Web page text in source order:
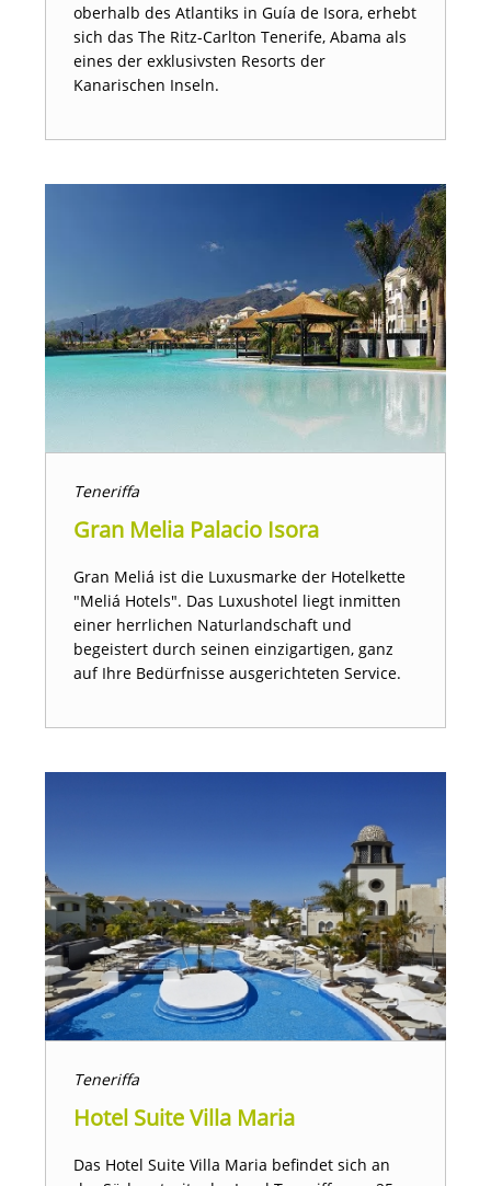
oberhalb des Atlantiks in Guía de Isora, erhebt
sich das The Ritz-Carlton Tenerife, Abama als
eines der exklusivsten Resorts der
Kanarischen Inseln.
Teneriffa
Gran Melia Palacio Isora
Gran Meliá ist die Luxusmarke der Hotelkette
"Meliá Hotels". Das Luxushotel liegt inmitten
einer herrlichen Naturlandschaft und
begeistert durch seinen einzigartigen, ganz
auf Ihre Bedürfnisse ausgerichteten Service.
Teneriffa
Hotel Suite Villa Maria
Das Hotel Suite Villa Maria befindet sich an